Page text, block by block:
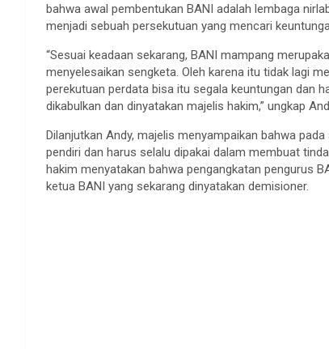
bahwa awal pembentukan BANI adalah lembaga
menjadi sebuah persekutuan yang mencari
“Sesuai keadaan sekarang, BANI mampang
menyelesaikan sengketa. Oleh karena itu tidak lagi
perekutuan perdata bisa itu segala keuntungan dan
dikabulkan dan dinyatakan majelis hakim,” ungkap
Dilanjutkan Andy, majelis menyampaikan bahwa
pendiri dan harus selalu dipakai dalam membuat
hakim menyatakan bahwa pengangkatan pengurus
ketua BANI yang sekarang dinyatakan demisioner.